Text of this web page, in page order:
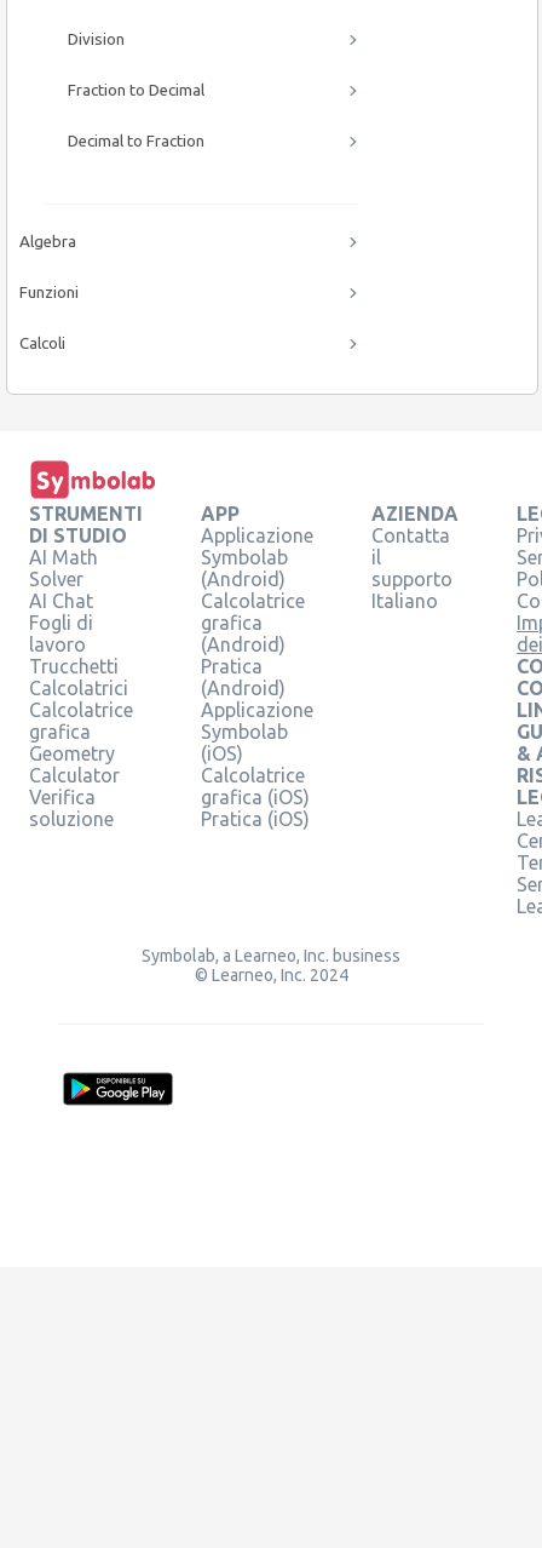
Division
Fraction to Decimal
Decimal to Fraction
Algebra
Funzioni
Calcoli
STRUMENTI
DI STUDIO
AI Math
Solver
AI Chat
Fogli di
lavoro
Trucchetti
Calcolatrici
Calcolatrice
grafica
Geometry
Calculator
Verifica
soluzione
APP
Applicazione
Symbolab
(Android)
Calcolatrice
grafica
(Android)
Pratica
(Android)
Applicazione
Symbolab
(iOS)
Calcolatrice
grafica (iOS)
Pratica (iOS)
AZIENDA
Contatta
il
supporto
Italiano
&
Symbolab, a Learneo, Inc. business
© Learneo, Inc. 2024